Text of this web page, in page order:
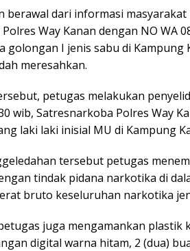
berawal dari informasi
Way Kanan dengan NO WA
golongan I jenis sabu di Kampung
meresahkan.
petugas melakukan
wib, Satresnarkoba Polres Way
laki laki inisial MU di Kampung
tersebut petugas
tindak pidana narkotika di
bruto keseluruhan narkotika
juga mengamankan
digital warna hitam, 2 (dua)